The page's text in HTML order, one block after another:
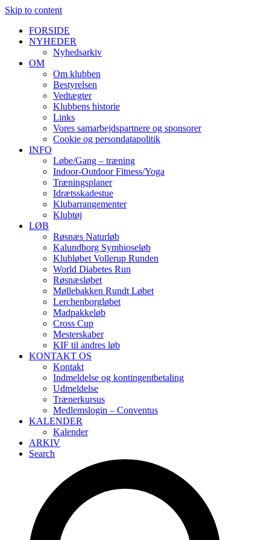
Skip to content
FORSIDE
NYHEDER
Nyhedsarkiv
OM
Om klubben
Bestyrelsen
Vedtægter
Klubbens historie
Links
Vores samarbejdspartnere og sponsorer
Cookie og persondatapolitik
INFO
Løbe/Gang – træning
Indoor-Outdoor Fitness/Yoga
Træningsplaner
Idrætsskadestue
Klubarrangementer
Klubtøj
LØB
Røsnæs Naturløb
Kalundborg Symbioseløb
Klubløbet Vollerup Runden
World Diabetes Run
Røsnæsløbet
Møllebakken Rundt Løbet
Lerchenborgløbet
Madpakkeløb
Cross Cup
Mesterskaber
KIF til andres løb
KONTAKT OS
Kontakt
Indmeldelse og kontingentbetaling
Udmeldelse
Trænerkursus
Medlemslogin – Conventus
KALENDER
Kalender
ARKIV
Search